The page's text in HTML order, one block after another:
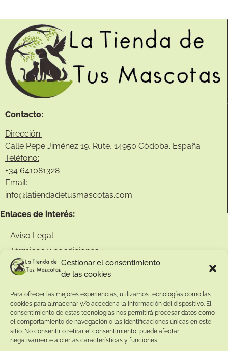
Gestionar el consentimiento
de las cookies
Para ofrecer las mejores experiencias, utilizamos tecnologías como las
cookies para almacenar y/o acceder a la información del dispositivo. El
consentimiento de estas tecnologías nos permitirá procesar datos como
el comportamiento de navegación o las identificaciones únicas en este
sitio. No consentir o retirar el consentimiento, puede afectar
negativamente a ciertas características y funciones.
Contacto:
Dirección:
Calle Pepe Jiménez 19, Rute, 14950 Códoba. España
Teléfono:
+34 641081328
Email:
info@latiendadetusmascotas.com
Enlaces de interés:
Aviso Legal
Términos y condiciones
Política de privacidad
Política de cookies